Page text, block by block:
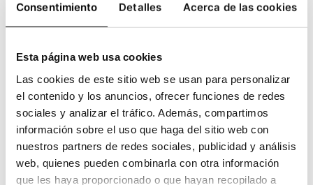
Consentimiento Detalles Acerca de las cookies
Esta página web usa cookies
Las cookies de este sitio web se usan para personalizar
el contenido y los anuncios, ofrecer funciones de redes
sociales y analizar el tráfico. Además, compartimos
información sobre el uso que haga del sitio web con
nuestros partners de redes sociales, publicidad y análisis
web, quienes pueden combinarla con otra información
que les haya proporcionado o que hayan recopilado a
destinar a la impresión deetiquetas
identificativaspara eventos o ferias.
Adhesivos sintéticos
Adhesivos para promocionar productos